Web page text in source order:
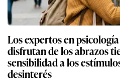
Los expertos en
disfrutan de los abrazos
sensibilidad a los
desinterés